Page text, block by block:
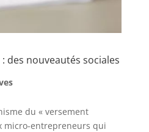
des nouveautés sociales
du « versement
micro-entrepreneurs qui